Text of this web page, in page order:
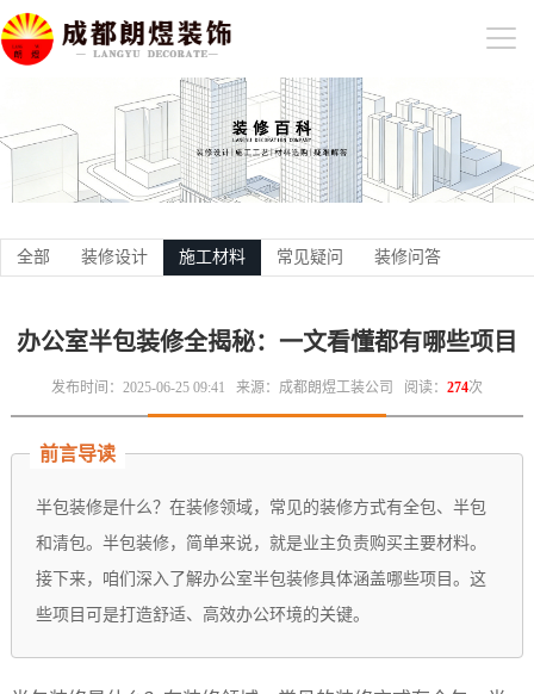
全部 装修设计 施工材料 常见疑问 装修问答
办公室半包装修全揭秘：一文看懂都有哪些项目
发布时间：2025-06-25 09:41 来源：成都朗煜工装公司 阅读： 274次
前言导读
半包装修是什么？在装修领域，常见的装修方式有全包、半包
和清包。半包装修，简单来说，就是业主负责购买主要材料。
接下来，咱们深入了解办公室半包装修具体涵盖哪些项目。这
些项目可是打造舒适、高效办公环境的关键。​